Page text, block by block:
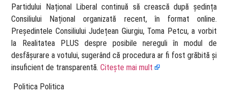
Partidului Național Liberal continuă să crească după ședința
Consiliului Național organizată recent, în format online.
Președintele Consiliului Județean Giurgiu, Toma Petcu, a vorbit
la Realitatea PLUS despre posibile nereguli în modul de
desfășurare a votului, sugerând că procedura ar fi fost grăbită și
insuficient de transparentă.Citește mai mult
​ Politica Politica